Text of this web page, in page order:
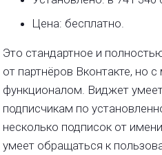
Цена: бесплатно.
Это стандартное и
от партнёров Вконтакте, но
функционалом. Виджет
подписчикам по
несколько подписок от
умеет обращаться к